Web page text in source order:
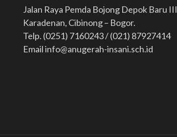
Jalan Raya Pemda Bojong Depok Baru III
Karadenan, Cibinong – Bogor.
Telp. (0251) 7160243 / (021) 87927414
Email info@anugerah-insani.sch.id